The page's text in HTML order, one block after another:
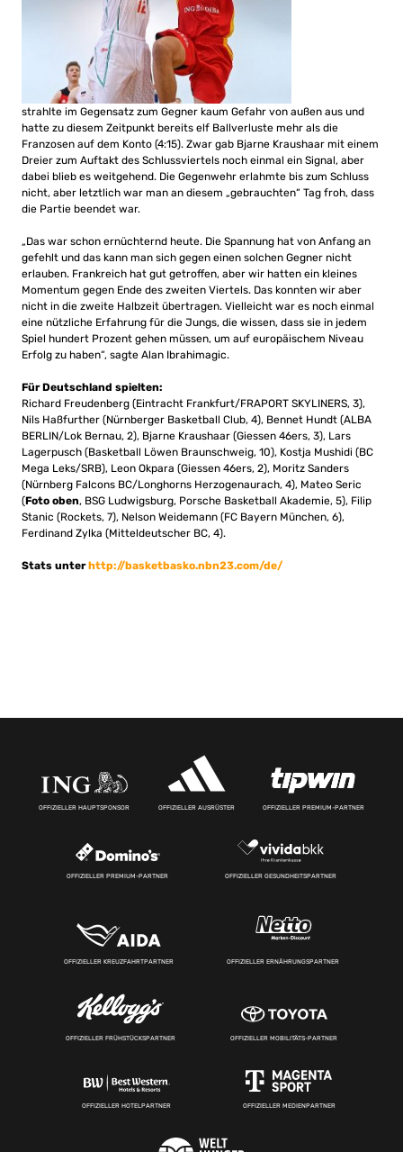
strahlte im Gegensatz zum Gegner kaum Gefahr von außen aus und
hatte zu diesem Zeitpunkt bereits elf Ballverluste mehr als die
Franzosen auf dem Konto (4:15). Zwar gab Bjarne Kraushaar mit einem
Dreier zum Auftakt des Schlussviertels noch einmal ein Signal, aber
dabei blieb es weitgehend. Die Gegenwehr erlahmte bis zum Schluss
nicht, aber letztlich war man an diesem „gebrauchten“ Tag froh, dass
die Partie beendet war.
„Das war schon ernüchternd heute. Die Spannung hat von Anfang an
gefehlt und das kann man sich gegen einen solchen Gegner nicht
erlauben. Frankreich hat gut getroffen, aber wir hatten ein kleines
Momentum gegen Ende des zweiten Viertels. Das konnten wir aber
nicht in die zweite Halbzeit übertragen. Vielleicht war es noch einmal
eine nützliche Erfahrung für die Jungs, die wissen, dass sie in jedem
Spiel hundert Prozent gehen müssen, um auf europäischem Niveau
Erfolg zu haben“, sagte Alan Ibrahimagic.
Für Deutschland spielten:
Richard Freudenberg (Eintracht Frankfurt/FRAPORT SKYLINERS, 3),
Nils Haßfurther (Nürnberger Basketball Club, 4), Bennet Hundt (ALBA
BERLIN/Lok Bernau, 2), Bjarne Kraushaar (Giessen 46ers, 3), Lars
Lagerpusch (Basketball Löwen Braunschweig, 10), Kostja Mushidi (BC
Mega Leks/SRB), Leon Okpara (Giessen 46ers, 2), Moritz Sanders
(Nürnberg Falcons BC/Longhorns Herzogenaurach, 4), Mateo Seric
(Foto oben, BSG Ludwigsburg, Porsche Basketball Akademie, 5), Filip
Stanic (Rockets, 7), Nelson Weidemann (FC Bayern München, 6),
Ferdinand Zylka (Mitteldeutscher BC, 4).
Stats unterhttp://basketbasko.nbn23.com/de/
OFFIZIELLER HAUPTSPONSOR OFFIZIELLER AUSRÜSTER OFFIZIELLER PREMIUM-PARTNER
OFFIZIELLER PREMIUM-PARTNER OFFIZIELLER GESUNDHEITSPARTNER
OFFIZIELLER KREUZFAHRTPARTNER OFFIZIELLER ERNÄHRUNGSPARTNER
OFFIZIELLER FRÜHSTÜCKSPARTNER OFFIZIELLER MOBILITÄTS-PARTNER
OFFIZIELLER HOTELPARTNER OFFIZIELLER MEDIENPARTNER